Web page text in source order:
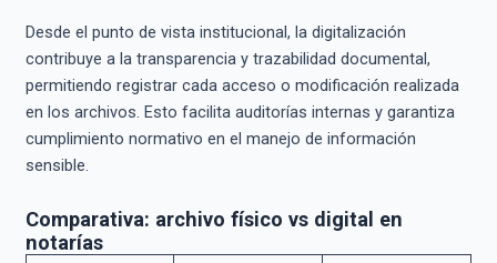
Desde el punto de vista institucional, la digitalización
contribuye a la transparencia y trazabilidad documental,
permitiendo registrar cada acceso o modificación realizada
en los archivos. Esto facilita auditorías internas y garantiza
cumplimiento normativo en el manejo de información
sensible.
Comparativa: archivo físico vs digital en
notarías